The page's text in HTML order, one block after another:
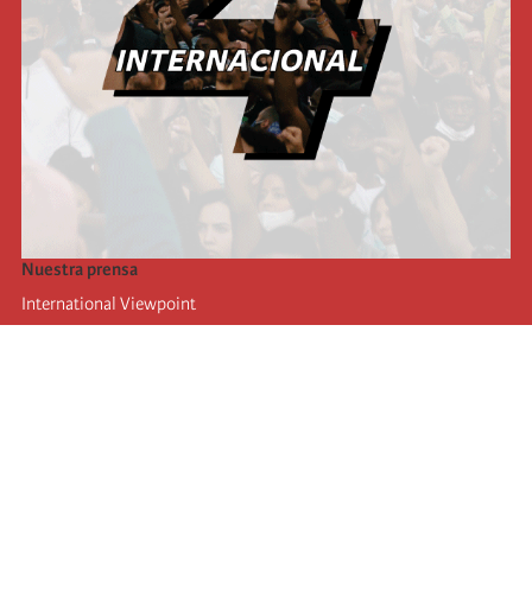
Nuestra prensa
International Viewpoint